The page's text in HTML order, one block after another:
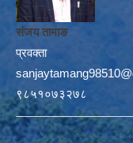
संजय तामाङ
प्रवक्ता
९८५१०७३२७८